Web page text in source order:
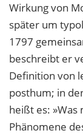
Wirkung von
später um
1797
beschreibt er
Definition von
posthum; in
heißt es: »Was
Phänomene